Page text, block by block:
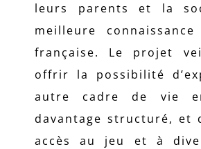
leurs parents et la
meilleure
française. Le projet
offrir la possibilité
autre cadre de vie
davantage structuré, et
accès au jeu et à